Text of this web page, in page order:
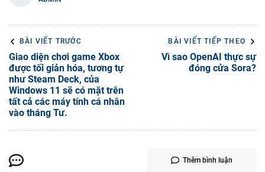
BÀI VIẾT TRƯỚC
Giao diện chơi game Xbox
được tối giản hóa, tương tự
như Steam Deck, của
Windows 11 sẽ có mặt trên
tất cả các máy tính cá nhân
vào tháng Tư.
BÀI VIẾT TIẾP THEO
Vì sao OpenAI thực sự
đóng cửa Sora?
Thêm bình luận